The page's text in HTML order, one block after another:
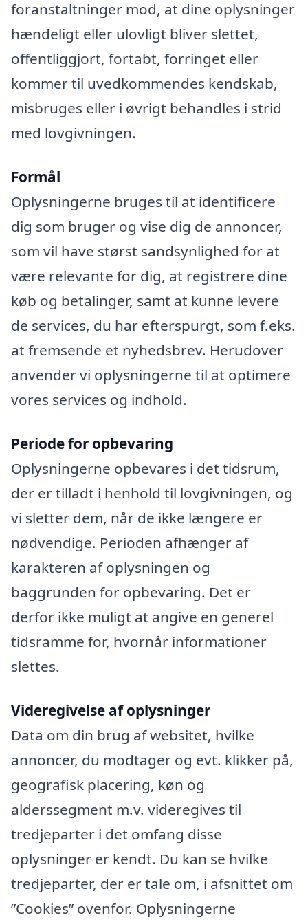
foranstaltninger mod, at dine oplysninger
hændeligt eller ulovligt bliver slettet,
offentliggjort, fortabt, forringet eller
kommer til uvedkommendes kendskab,
misbruges eller i øvrigt behandles i strid
med lovgivningen.
Formål
Oplysningerne bruges til at identificere
dig som bruger og vise dig de annoncer,
som vil have størst sandsynlighed for at
være relevante for dig, at registrere dine
køb og betalinger, samt at kunne levere
de services, du har efterspurgt, som f.eks.
at fremsende et nyhedsbrev. Herudover
anvender vi oplysningerne til at optimere
vores services og indhold.
Periode for opbevaring
Oplysningerne opbevares i det tidsrum,
der er tilladt i henhold til lovgivningen, og
vi sletter dem, når de ikke længere er
nødvendige. Perioden afhænger af
karakteren af oplysningen og
baggrunden for opbevaring. Det er
derfor ikke muligt at angive en generel
tidsramme for, hvornår informationer
slettes.
Videregivelse af oplysninger
Data om din brug af websitet, hvilke
annoncer, du modtager og evt. klikker på,
geografisk placering, køn og
alderssegment m.v. videregives til
tredjeparter i det omfang disse
oplysninger er kendt. Du kan se hvilke
tredjeparter, der er tale om, i afsnittet om
”Cookies” ovenfor. Oplysningerne